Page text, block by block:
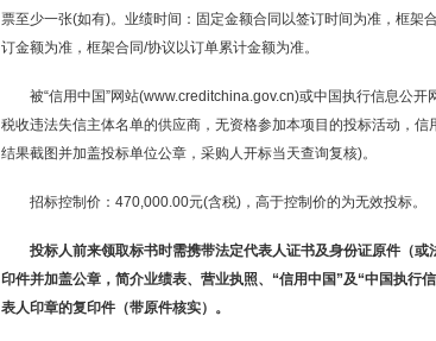
票至少一张(如有)。业绩时间：固定金额合同以签订时间为准，框架
订金额为准，框架合同/协议以订单累计金额为准。
被“信用中国”网站(www.creditchina.gov.cn)或中国执行信息公
税收违法失信主体名单的供应商，无资格参加本项目的投标活动，
结果截图并加盖投标单位公章，采购人开标当天查询复核)。
招标控制价：470,000.00元(含税)，高于控制价的为无效投标。
投标人前来领取标书时需携带法定代表人证书及身份证原件（
印件并加盖公章，简介业绩表、营业执照、“信用中国”及“中国执行
表人印章的复印件（带原件核实）。